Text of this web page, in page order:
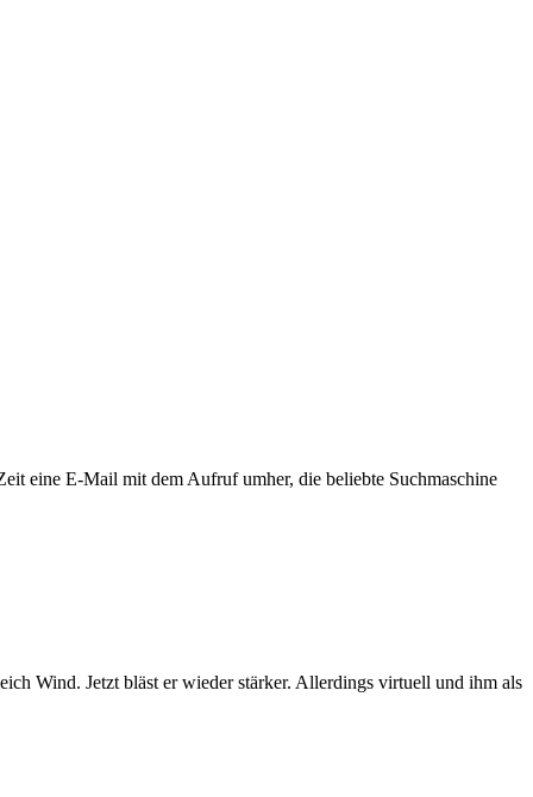
eine E-Mail mit dem Aufruf umher, die beliebte Suchmaschine
Wind. Jetzt bläst er wieder stärker. Allerdings virtuell und ihm als